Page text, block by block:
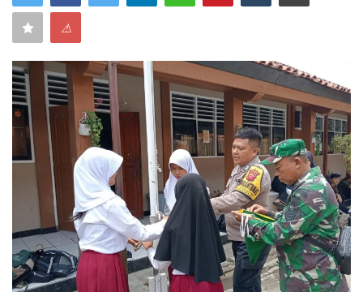
Pelanggaran
Keamanan
Kejahatan
Cybers Event
UMKM & Ekonomi Kreatif
Pekerja Migran Indonesia
⚠